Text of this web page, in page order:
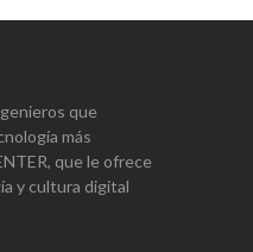
que
más
que le ofrece
y cultura digital